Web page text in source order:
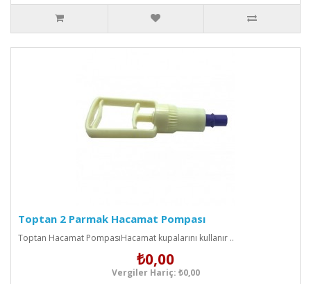
Toptan 2 Parmak Hacamat Pompası
Toptan Hacamat PompasıHacamat kupalarını kullanır ..
₺0,00
Vergiler Hariç: ₺0,00